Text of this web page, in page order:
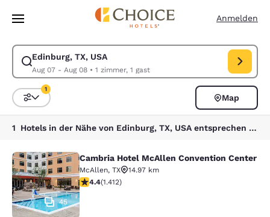
Weiter Zu Hauptinhalt
Anmelden
Edinburg, TX, USA
Aug 07 - Aug 08• 1 zimmer, 1 gast
Suche für Edinburg, TX, USA ändern. Check-in-Datum Aug 07, Check-
Sortieren und Filtern,
1
Map
1 Hotels in der Nähe von Edinburg, TX, USA entsprechen Ihren Filtern
Cambria Hotel McAllen Convention
45
Cambria Hotel McAllen Convention Center
McAllen, TX
14.97 km
4.41-Sterne-Bewertung. Hervorragend. 1412
4.4(1.412)